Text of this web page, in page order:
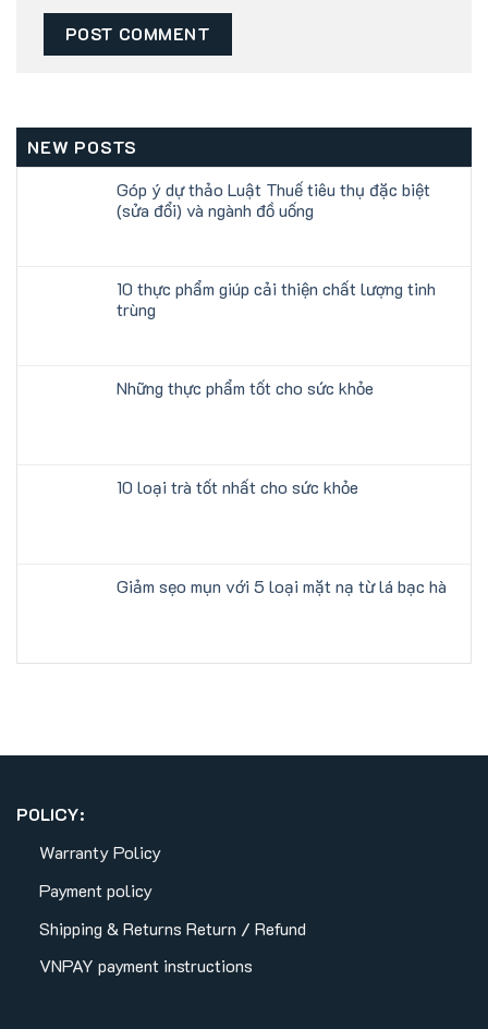
NEW POSTS
Góp ý dự thảo Luật Thuế tiêu thụ đặc biệt
(sửa đổi) và ngành đồ uống
10 thực phẩm giúp cải thiện chất lượng tinh
trùng
Những thực phẩm tốt cho sức khỏe
10 loại trà tốt nhất cho sức khỏe
Giảm sẹo mụn với 5 loại mặt nạ từ lá bạc hà
POLICY:
Warranty Policy
Payment policy
Shipping & Returns Return / Refund
VNPAY payment instructions